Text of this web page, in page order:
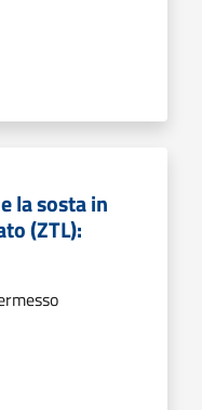
la sosta in
(ZTL):